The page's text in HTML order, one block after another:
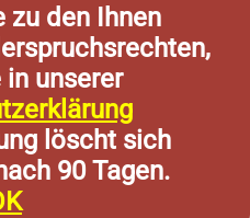
zu den Ihnen
in unserer
löscht sich
90 Tagen.